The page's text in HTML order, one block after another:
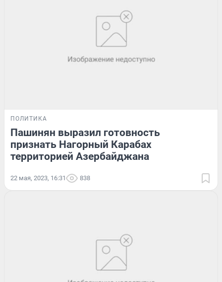
ПОЛИТИКА
Пашинян выразил готовность
признать Нагорный Карабах
территорией Азербайджана
22 мая, 2023, 16:31 838